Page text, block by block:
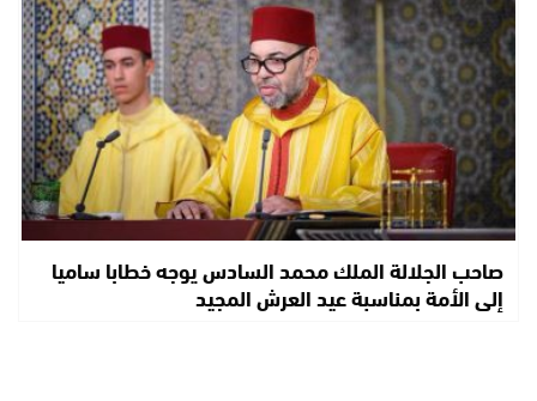
صاحب الجلالة الملك محمد السادس يوجه خطابا ساميا
إلى الأمة بمناسبة عيد العرش المجيد